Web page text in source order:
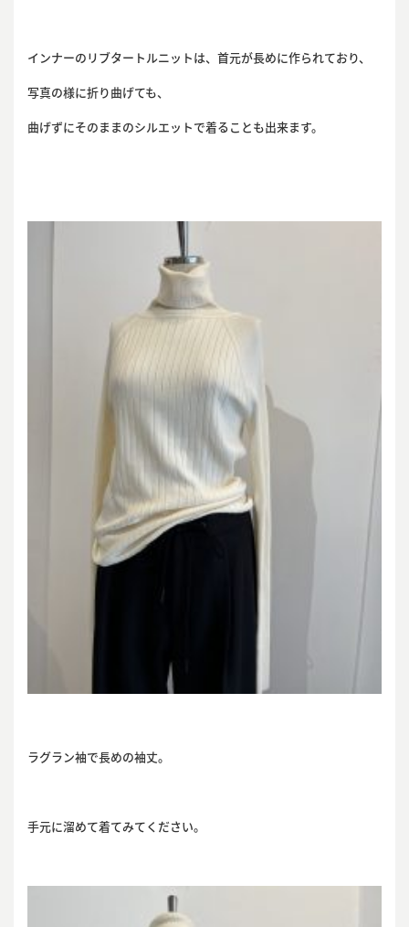
インナーのリブタートルニットは、首元が長めに作られており、
写真の様に折り曲げても、
曲げずにそのままのシルエットで着ることも出来ます。
ラグラン袖で長めの袖丈。
手元に溜めて着てみてください。